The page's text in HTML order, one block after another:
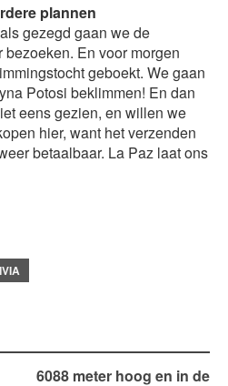
plannen
gezegd gaan we de
En voor morgen
geboekt. We gaan
Potosi beklimmen! En dan
eens gezien, en willen we
hier, want het verzenden
betaalbaar. La Paz laat ons
6088 meter hoog en in de